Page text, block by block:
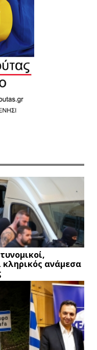
κληρικός ανάμεσα